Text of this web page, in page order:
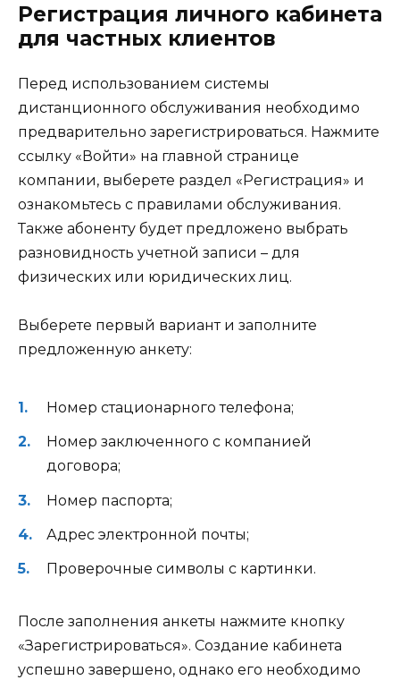
Регистрация личного кабинета
для частных клиентов
Перед использованием системы
дистанционного обслуживания необходимо
предварительно зарегистрироваться. Нажмите
ссылку «Войти» на главной странице
компании, выберете раздел «Регистрация» и
ознакомьтесь с правилами обслуживания.
Также абоненту будет предложено выбрать
разновидность учетной записи – для
физических или юридических лиц.
Выберете первый вариант и заполните
предложенную анкету:
Номер стационарного телефона;
Номер заключенного с компанией
договора;
Номер паспорта;
Адрес электронной почты;
Проверочные символы с картинки.
После заполнения анкеты нажмите кнопку
«Зарегистрироваться». Создание кабинета
успешно завершено, однако его необходимо